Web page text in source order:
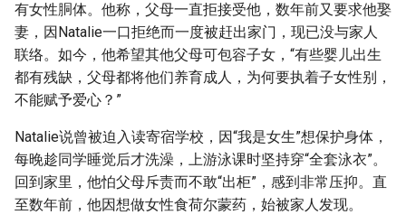
a
r
c
有女性胴体。他称，父母一直拒接受他，数年前又要求他娶
妻，因Natalie一口拒绝而一度被赶出家门，现已没与家人
联络。如今，他希望其他父母可包容子女，“有些婴儿出生
都有残缺，父母都将他们养育成人，为何要执着子女性别，
不能赋予爱心？”
Natalie说曾被迫入读寄宿学校，因“我是女生”想保护身体，
每晚趁同学睡觉后才洗澡，上游泳课时坚持穿“全套泳衣”。
回到家里，他怕父母斥责而不敢“出柜”，感到非常压抑。直
至数年前，他因想做女性食荷尔蒙药，始被家人发现。